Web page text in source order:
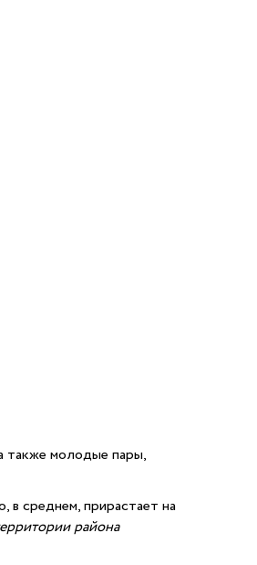
также молодые пары,
в среднем, прирастает на
района